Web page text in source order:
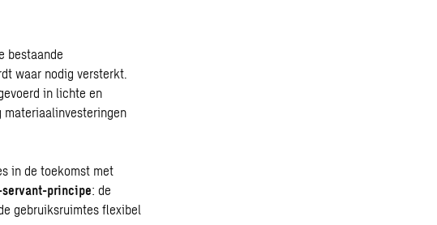
bestaande
waar nodig versterkt.
in lichte en
materiaalinvesteringen
in de toekomst met
principe: de
gebruiksruimtes flexibel